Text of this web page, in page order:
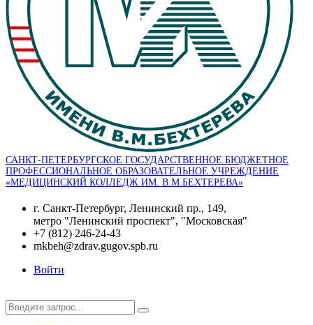
САНКТ-ПЕТЕРБУРГСКОЕ ГОСУДАРСТВЕННОЕ БЮДЖЕТНОЕ
ПРОФЕССИОНАЛЬНОЕ ОБРАЗОВАТЕЛЬНОЕ УЧРЕЖДЕНИЕ
«МЕДИЦИНСКИЙ КОЛЛЕДЖ ИМ. В.М.БЕХТЕРЕВА»
г. Санкт-Петербург, Ленинский пр., 149,
метро "Ленинский проспект", "Московская"
+7 (812) 246-24-43
mkbeh@zdrav.gugov.spb.ru
Войти